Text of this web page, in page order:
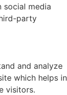
social media
party
and analyze
which helps in
visitors.